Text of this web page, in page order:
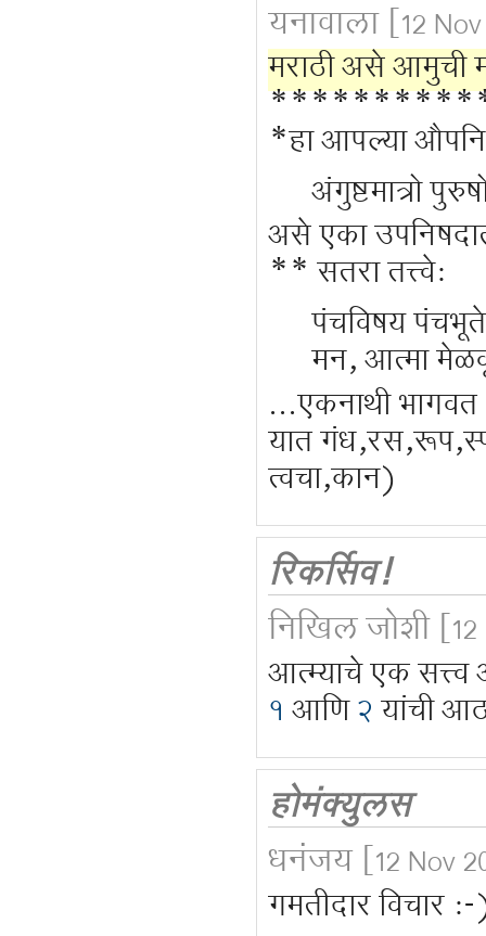
यनावाला [12
मराठी असे आमुची
*हा आपल्या
अंगुष्टमात्रो
असे एका
** सतरा तत्त्वे:
पंचविषय
मन, आत्मा
...एकनाथी भागवत
यात
त्वचा,कान)
रिकर्सिव!
निखिल जोशी [12
आत्म्याचे एक सत्त्व
१ आणि२ यांची
होमंक्युलस
धनंजय [12 Nov
गमतीदार विचार